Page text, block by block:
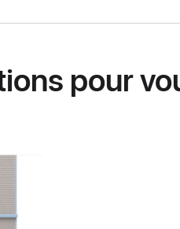
pour